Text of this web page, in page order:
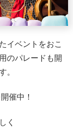
イベントをおこ
のパレードも開
。
催中！
く